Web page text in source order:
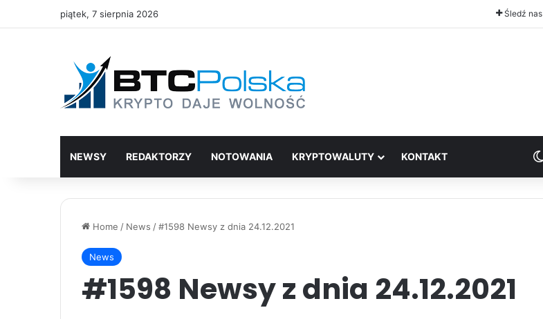
piątek, 7 sierpnia 2026 Śledź nas
NEWSY REDAKTORZY NOTOWANIA KRYPTOWALUTY KONTAKT
Home / News /#1598 Newsy z dnia 24.12.2021
News
#1598 Newsy z dnia 24.12.2021